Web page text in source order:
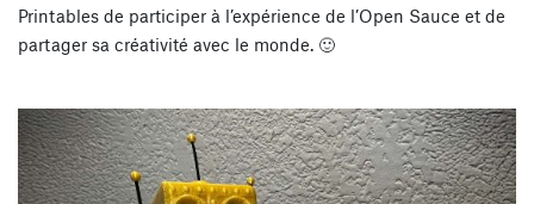
Printables de participer à l’expérience de l’Open Sauce et de
partager sa créativité avec le monde. 🙂